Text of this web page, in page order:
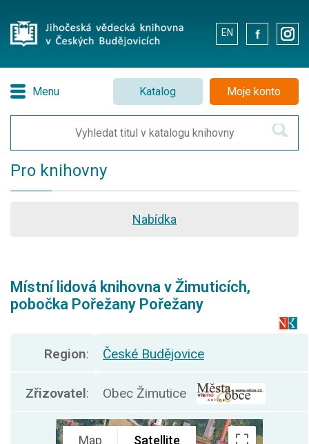
EN . .
Menu Katalog Moje konto
Pro knihovny
Nabídka
Místní lidová knihovna v Žimuticích,
pobočka Pořežany Pořežany
Region: České Budějovice
Zřizovatel: Obec Žimutice